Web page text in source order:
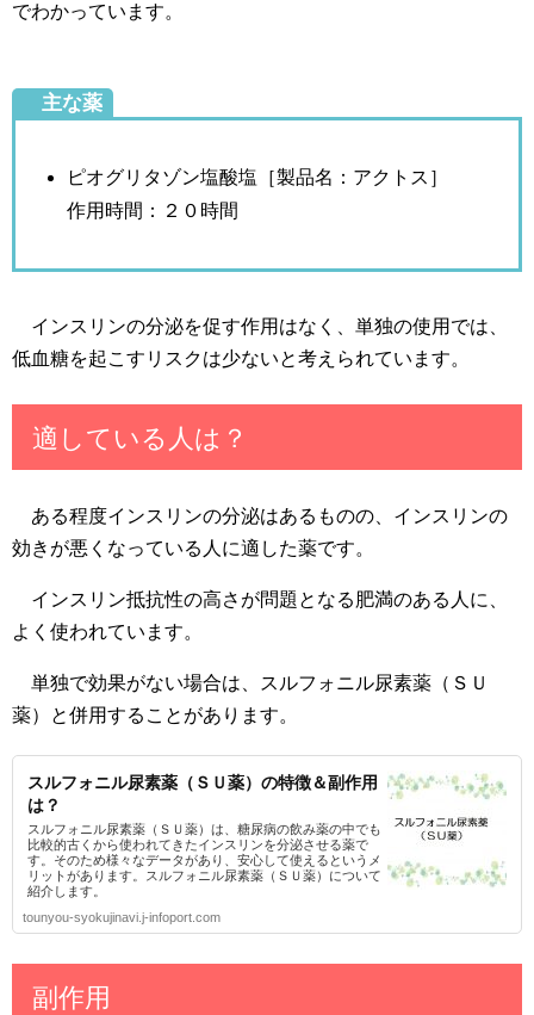
でわかっています。
主な薬
ピオグリタゾン塩酸塩［製品名：アクトス］
作用時間：２０時間
インスリンの分泌を促す作用はなく、単独の使用では、
低血糖を起こすリスクは少ないと考えられています。
適している人は？
ある程度インスリンの分泌はあるものの、インスリンの
効きが悪くなっている人に適した薬です。
インスリン抵抗性の高さが問題となる肥満のある人に、
よく使われています。
単独で効果がない場合は、スルフォニル尿素薬（ＳＵ
薬）と併用することがあります。
スルフォニル尿素薬（ＳＵ薬）の特徴＆副作用
は？
スルフォニル尿素薬（ＳＵ薬）は、糖尿病の飲み薬の中でも
比較的古くから使われてきたインスリンを分泌させる薬で
す。そのため様々なデータがあり、安心して使えるというメ
リットがあります。スルフォニル尿素薬（ＳＵ薬）について
紹介します。
tounyou-syokujinavi.j-infoport.com
副作用